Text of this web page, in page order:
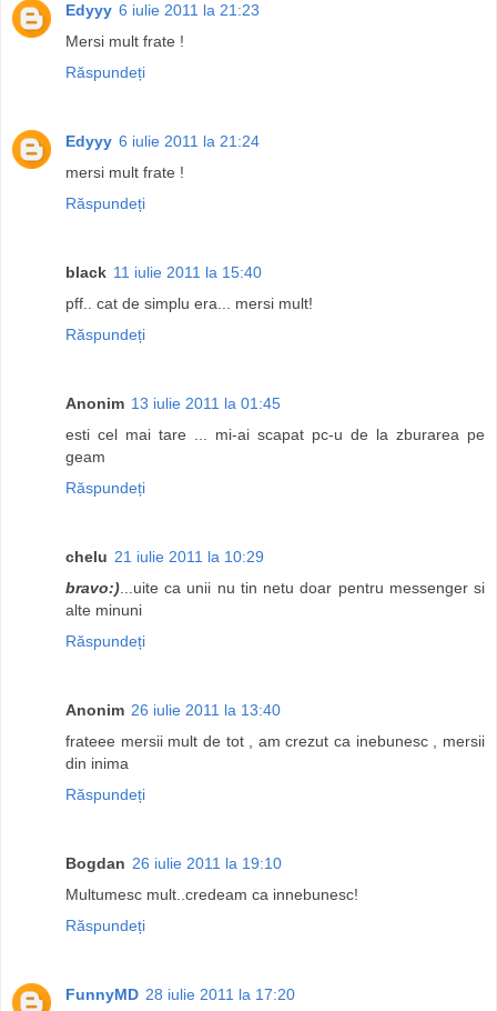
Edyyy 6 iulie 2011 la 21:23
Mersi mult frate !
Răspundeți
Edyyy 6 iulie 2011 la 21:24
mersi mult frate !
Răspundeți
black 11 iulie 2011 la 15:40
pff.. cat de simplu era... mersi mult!
Răspundeți
Anonim 13 iulie 2011 la 01:45
esti cel mai tare ... mi-ai scapat pc-u de la zburarea pe
geam
Răspundeți
chelu 21 iulie 2011 la 10:29
bravo:)...uite ca unii nu tin netu doar pentru messenger si
alte minuni
Răspundeți
Anonim 26 iulie 2011 la 13:40
frateee mersii mult de tot , am crezut ca inebunesc , mersii
din inima
Răspundeți
Bogdan 26 iulie 2011 la 19:10
Multumesc mult..credeam ca innebunesc!
Răspundeți
FunnyMD 28 iulie 2011 la 17:20